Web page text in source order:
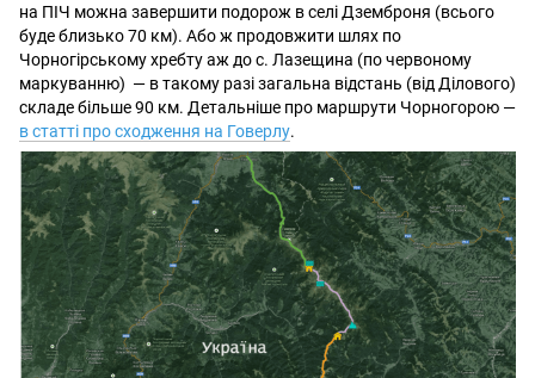
на ПІЧ можна завершити подорож в селі Дземброня (всього
буде близько 70 км). Або ж продовжити шлях по
Чорногірському хребту аж до с. Лазещина (по червоному
маркуванню) — в такому разі загальна відстань (від Ділового)
складе більше 90 км. Детальніше про маршрути Чорногорою —
в статті про сходження на Говерлу.